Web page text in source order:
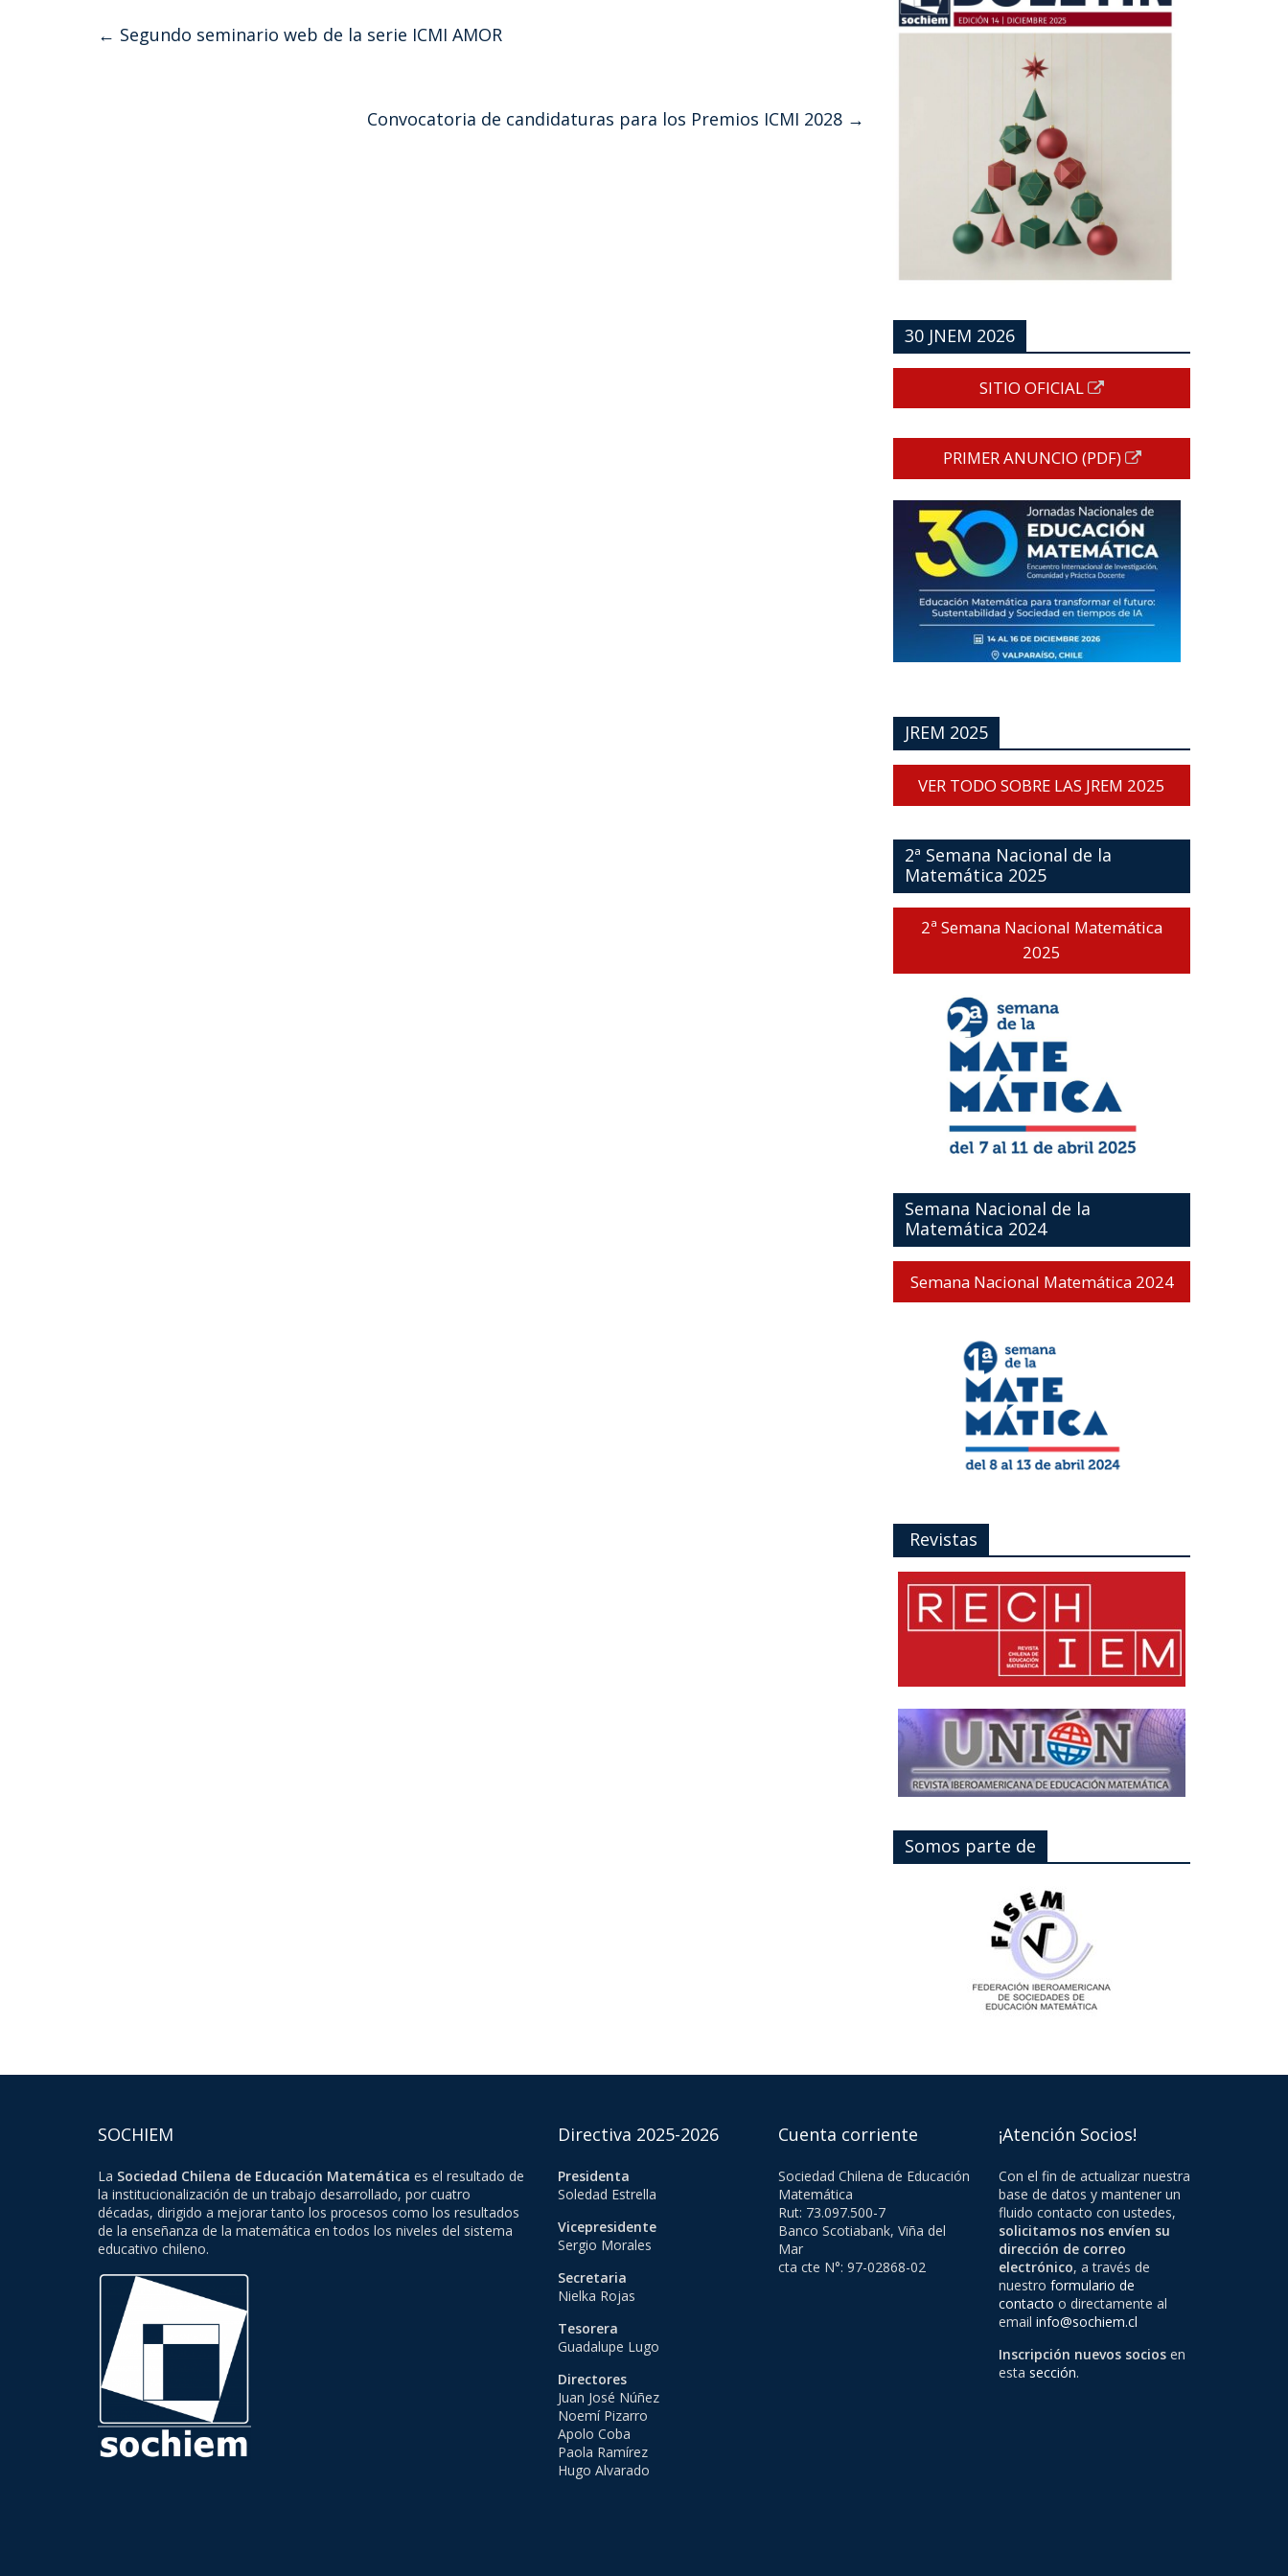
← Segundo seminario web de la serie ICMI AMOR
Convocatoria de candidaturas para los Premios ICMI 2028 →
30 JNEM 2026
SITIO OFICIAL
PRIMER ANUNCIO (PDF)
JREM 2025
VER TODO SOBRE LAS JREM 2025
2ª Semana Nacional de la
Matemática 2025
2ª Semana Nacional Matemática
2025
Semana Nacional de la
Matemática 2024
Semana Nacional Matemática 2024
Revistas
Somos parte de
SOCHIEM
La Sociedad Chilena de Educación Matemática es el resultado de
la institucionalización de un trabajo desarrollado, por cuatro
décadas, dirigido a mejorar tanto los procesos como los resultados
de la enseñanza de la matemática en todos los niveles del sistema
educativo chileno.
Directiva 2025-2026
Presidenta
Soledad Estrella
Vicepresidente
Sergio Morales
Secretaria
Nielka Rojas
Tesorera
Guadalupe Lugo
Directores
Juan José Núñez
Noemí Pizarro
Apolo Coba
Paola Ramírez
Hugo Alvarado
Cuenta corriente
Sociedad Chilena de Educación
Matemática
Rut: 73.097.500-7
Banco Scotiabank, Viña del
Mar
cta cte N°: 97-02868-02
¡Atención Socios!
Con el fin de actualizar nuestra
base de datos y mantener un
fluido contacto con ustedes,
solicitamos nos envíen su
dirección de correo
electrónico, a través de
nuestro formulario de
contacto o directamente al
email info@sochiem.cl
Inscripción nuevos socios en
esta sección.